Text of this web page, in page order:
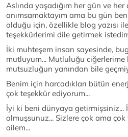
Aslında yaşadığım her gün ve
anımsamaktayım ama bu gün
olduğu için, özellikle blog yazısı
teşekkürlerimi dile getirmek
İki muhteşem insan sayesinde,
mutluyum... Mutluluğu
mutsuzluğun yanından bile
Benim için harcadıkları bütün
çok teşekkür ediyorum...
İyi ki beni dünyaya getirmişsiniz...
olmuşsunuz... Sizlere çok ama
ailem...